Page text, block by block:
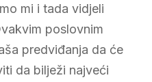
mi i tada vidjeli
poslovnim
predviđanja da će
da bilježi najveći